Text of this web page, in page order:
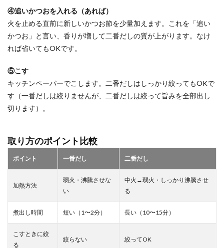
④追いかつおを入れる（あれば）
火を止める直前に新しいかつお節を少量加えます。これを「追い
かつお」と言い、香りが増して二番だしの質が上がります。なけ
れば省いてもOKです。
⑤こす
キッチンペーパーでこします。二番だしはしっかり絞ってもOKで
す（一番だしは絞りませんが、二番だしは絞って旨みを全部出し
切ります）。
取り方のポイント比較
ポイント 一番だし 二番だし
加熱方法
弱火・沸騰させな
い
中火→弱火・しっかり沸騰させ
る
煮出し時間 短い（1〜2分） 長い（10〜15分）
こすときに絞
る
絞らない 絞ってOK